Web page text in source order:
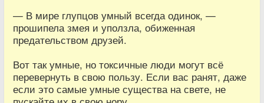
— В мире глупцов умный всегда одинок, —
прошипела змея и уползла, обиженная
предательством друзей.
Вот так умные, но токсичные люди могут всё
перевернуть в свою пользу. Если вас ранят, даже
если это самые умные существа на свете, не